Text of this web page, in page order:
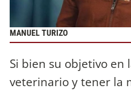
MANUEL TURIZO
Si bien su objetivo en
veterinario y tener la